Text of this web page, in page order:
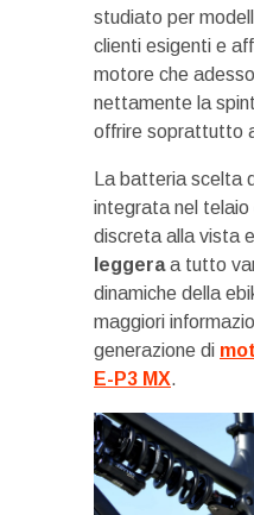
studiato per
clienti esigenti e
motore che
nettamente la
offrire soprattutto
La batteria scelta
integrata nel telaio
discreta alla vista
leggeraa tutto
dinamiche della
maggiori
generazione di
E-P3 MX.